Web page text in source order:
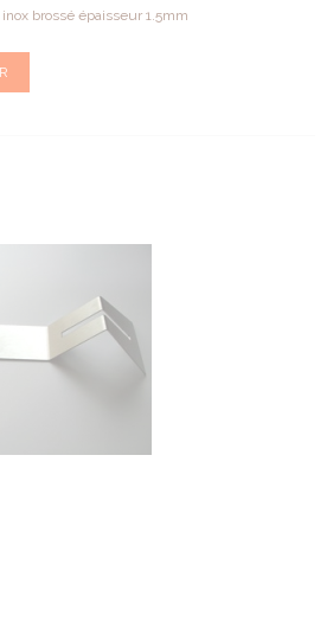
brossé épaisseur 1.5mm